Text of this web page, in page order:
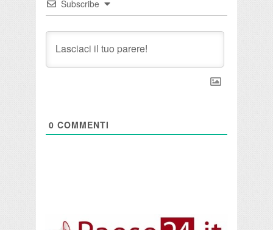
Subscribe
0 COMMENTI